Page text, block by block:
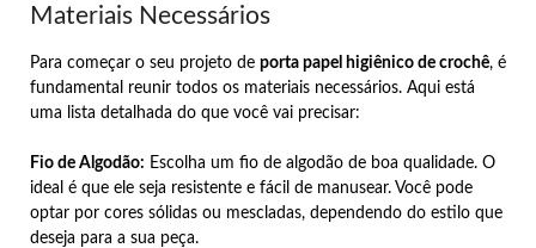
Materiais Necessários
Para começar o seu projeto de porta papel higiênico de crochê, é
fundamental reunir todos os materiais necessários. Aqui está
uma lista detalhada do que você vai precisar:
Fio de Algodão: Escolha um fio de algodão de boa qualidade. O
ideal é que ele seja resistente e fácil de manusear. Você pode
optar por cores sólidas ou mescladas, dependendo do estilo que
deseja para a sua peça.